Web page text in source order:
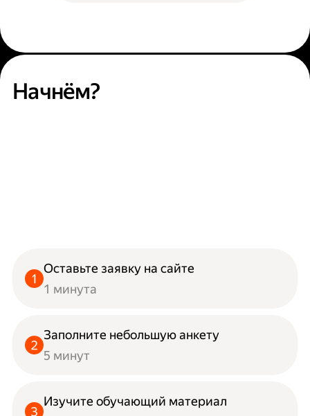
Начнём?
Оставьте заявку на сайте
1 минута
Заполните небольшую анкету
5 минут
Изучите обучающий материал